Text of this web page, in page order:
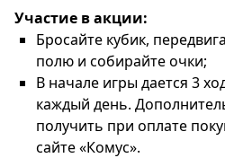
Участие в акции:
Бросайте кубик,
полю и собирайте очки;
В начале игры дается 3
каждый день.
получить при оплате
сайте «Комус».